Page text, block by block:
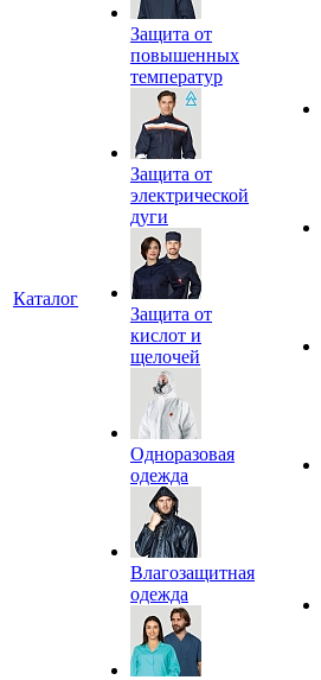
Каталог
Защита от
повышенных
температур
Защита от
электрической
дуги
Защита от
кислот и
щелочей
Одноразовая
одежда
Влагозащитная
одежда